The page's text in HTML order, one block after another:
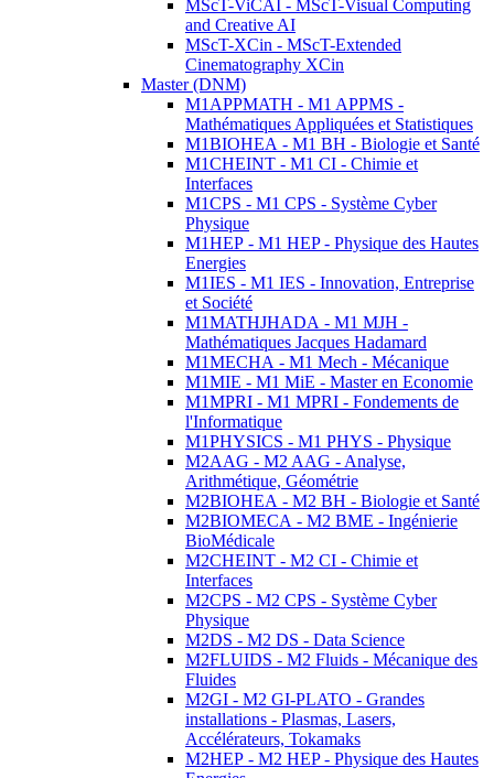
MScT-ViCAI - MScT-Visual Computing
and Creative AI
MScT-XCin - MScT-Extended
Cinematography XCin
Master (DNM)
M1APPMATH - M1 APPMS -
Mathématiques Appliquées et Statistiques
M1BIOHEA - M1 BH - Biologie et Santé
M1CHEINT - M1 CI - Chimie et
Interfaces
M1CPS - M1 CPS - Système Cyber
Physique
M1HEP - M1 HEP - Physique des Hautes
Energies
M1IES - M1 IES - Innovation, Entreprise
et Société
M1MATHJHADA - M1 MJH -
Mathématiques Jacques Hadamard
M1MECHA - M1 Mech - Mécanique
M1MIE - M1 MiE - Master en Economie
M1MPRI - M1 MPRI - Fondements de
l'Informatique
M1PHYSICS - M1 PHYS - Physique
M2AAG - M2 AAG - Analyse,
Arithmétique, Géométrie
M2BIOHEA - M2 BH - Biologie et Santé
M2BIOMECA - M2 BME - Ingénierie
BioMédicale
M2CHEINT - M2 CI - Chimie et
Interfaces
M2CPS - M2 CPS - Système Cyber
Physique
M2DS - M2 DS - Data Science
M2FLUIDS - M2 Fluids - Mécanique des
Fluides
M2GI - M2 GI-PLATO - Grandes
installations - Plasmas, Lasers,
Accélérateurs, Tokamaks
M2HEP - M2 HEP - Physique des Hautes